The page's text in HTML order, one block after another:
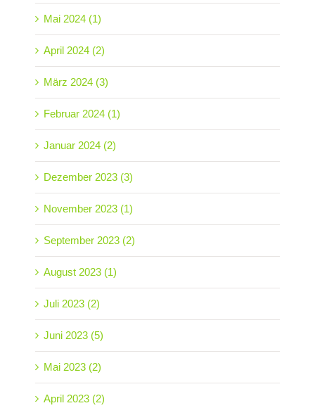
Mai 2024 (1)
April 2024 (2)
März 2024 (3)
Februar 2024 (1)
Januar 2024 (2)
Dezember 2023 (3)
November 2023 (1)
September 2023 (2)
August 2023 (1)
Juli 2023 (2)
Juni 2023 (5)
Mai 2023 (2)
April 2023 (2)